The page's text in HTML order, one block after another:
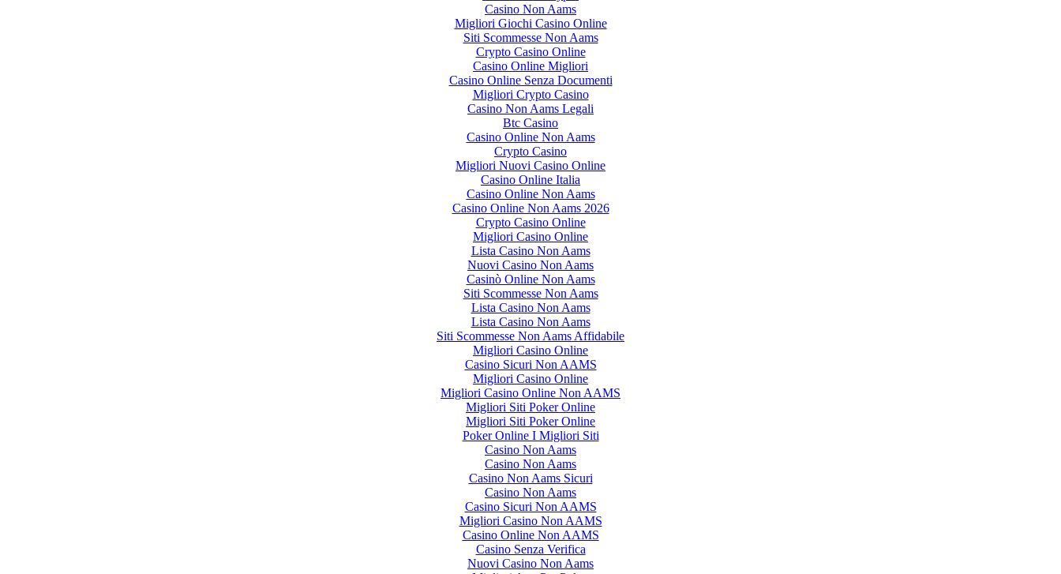
Casino Non Aams
Migliori Giochi Casino Online
Siti Scommesse Non Aams
Crypto Casino Online
Casino Online Migliori
Casino Online Senza Documenti
Migliori Crypto Casino
Casino Non Aams Legali
Btc Casino
Casino Online Non Aams
Crypto Casino
Migliori Nuovi Casino Online
Casino Online Italia
Casino Online Non Aams
Casino Online Non Aams 2026
Crypto Casino Online
Migliori Casino Online
Lista Casino Non Aams
Nuovi Casino Non Aams
Casinò Online Non Aams
Siti Scommesse Non Aams
Lista Casino Non Aams
Lista Casino Non Aams
Siti Scommesse Non Aams Affidabile
Migliori Casino Online
Casino Sicuri Non AAMS
Migliori Casino Online
Migliori Casino Online Non AAMS
Migliori Siti Poker Online
Migliori Siti Poker Online
Poker Online I Migliori Siti
Casino Non Aams
Casino Non Aams
Casino Non Aams Sicuri
Casino Non Aams
Casino Sicuri Non AAMS
Migliori Casino Non AAMS
Casino Online Non AAMS
Casino Senza Verifica
Nuovi Casino Non Aams